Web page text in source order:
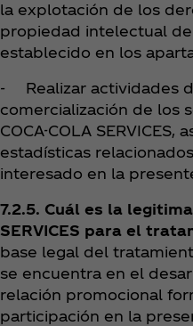
la explotación de los
propiedad intelectual
establecido en los
- Realizar actividades
comercialización de los
COCA-COLA SERVICES,
estadísticas
interesado en la
7.2.5. Cuál es la
SERVICES para el
base legal del
se encuentra en el
relación promocional
participación en la